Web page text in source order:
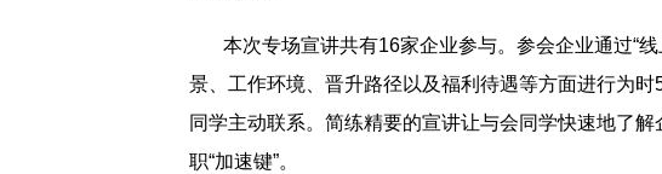
本次专场宣讲共有16家企业参与。参会企业通过“线
景、工作环境、晋升路径以及福利待遇等方面进行为
同学主动联系。简练精要的宣讲让与会同学快速地了
职“加速键”。